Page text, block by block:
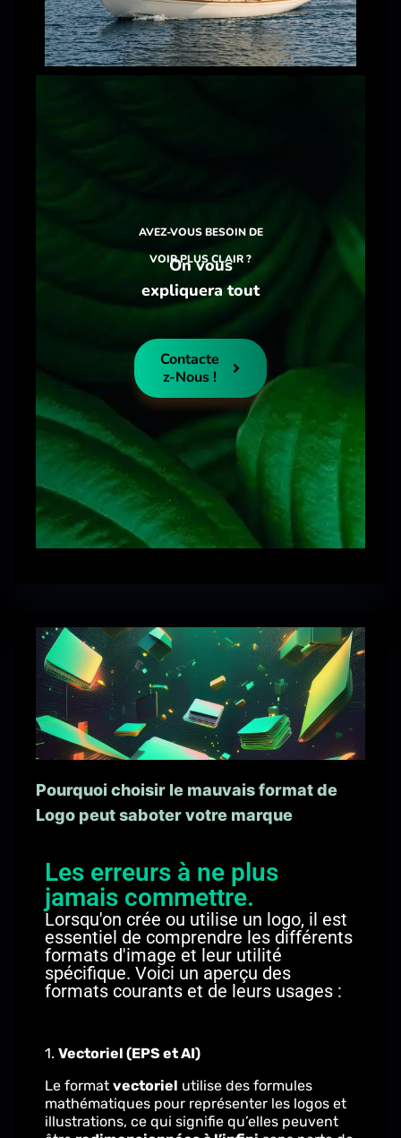
AVEZ-VOUS BESOIN DE
VOIR PLUS CLAIR ?
On vous
expliquera tout
Contacte
Z-Nous !
Pourquoi choisir le mauvais format de
Logo peut saboter votre marque
Les erreurs à ne plus
jamais commettre.
Lorsqu'on crée ou utilise un logo, il est
essentiel de comprendre les différents
formats d'image et leur utilité
spécifique. Voici un aperçu des
formats courants et de leurs usages :
1. Vectoriel (EPS et AI)
Le format vectoriel utilise des formules
mathématiques pour représenter les logos et
illustrations, ce qui signifie qu’elles peuvent